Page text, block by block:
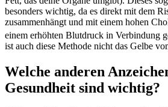
besonders wichtig, da es direkt mit dem
zusammenhängt und mit einem hohen
einem erhöhten Blutdruck in Verbindung
ist auch diese Methode nicht das Gelbe
Welche anderen
Gesundheit sind wichtig?